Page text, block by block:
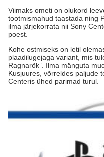
Viimaks ometi on olukord
tootmismahud taastada ning
ilma järjekorrata nii Sony
poest.
Kohe ostmiseks on letil
plaadilugejaga variant, mis
Ragnarök”. Ilma mänguta
Kusjuures, võrreldes paljude
Centeris ühed parimad turul.